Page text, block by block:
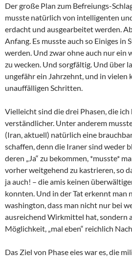
Der große Plan zum Befreiungs-
musste natürlich von intelligenten
erdacht und ausgearbeitet werden.
Anfang. Es musste auch so Einiges in
werden. Und zwar ohne auch nur ein
zu wecken. Und sorgfältig. Und über
ungefähr ein Jahrzehnt, und in vielen
unauffälligen Schritten.
Vielleicht sind die drei Phasen, die ich
verständlicher. Unter anderem
(Iran, aktuell) natürlich eine
schaffen, denn die Iraner sind weder
deren „Ja“ zu bekommen, *musste*
vorher weitgehend zu kastrieren, so
ja auch! – die amis keinen
konnten. Und in der Tat erkennt man
washington, dass man nicht nur bei
ausreichend Wirkmittel hat, sondern
Möglichkeit, „mal eben“ reichlich
Das Ziel von Phase eies war es, die